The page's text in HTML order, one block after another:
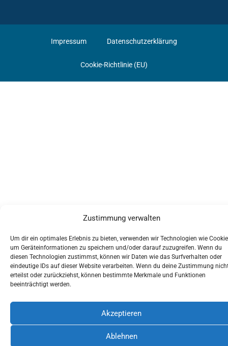
Zustimmung verwalten
Um dir ein optimales Erlebnis zu bieten, verwenden wir Technologien wie
um Geräteinformationen zu speichern und/oder darauf zuzugreifen. Wenn du
diesen Technologien zustimmst, können wir Daten wie das Surfverhalten oder
eindeutige IDs auf dieser Website verarbeiten. Wenn du deine Zustimmung
erteilst oder zurückziehst, können bestimmte Merkmale und Funktionen
beeinträchtigt werden.
Akzeptieren
Ablehnen
Impressum Datenschutzerklärung
Cookie-Richtlinie (EU)